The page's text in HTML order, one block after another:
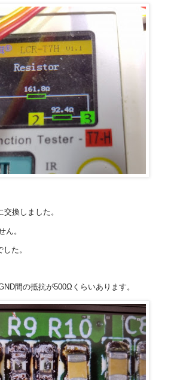
交換しました。
ん。
た。
間の抵抗が500Ωくらいあります。